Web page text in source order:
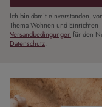
Ich bin damit einverstanden,
Thema Wohnen und
Versandbedingungen für den
Datenschutz.